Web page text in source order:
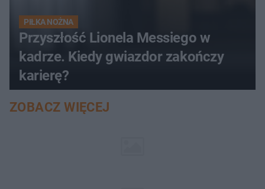
PIŁKA NOŻNA
Przyszłość Lionela Messiego w
kadrze. Kiedy gwiazdor zakończy
karierę?
ZOBACZ WIĘCEJ